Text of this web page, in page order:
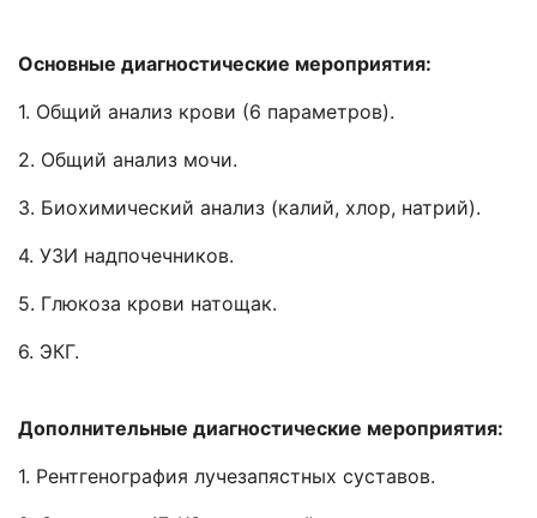
Основные диагностические мероприятия:
1. Общий анализ крови (6 параметров).
2. Общий анализ мочи.
3. Биохимический анализ (калий, хлор, натрий).
4. УЗИ надпочечников.
5. Глюкоза крови натощак.
6. ЭКГ.
Дополнительные диагностические мероприятия:
1. Рентгенография лучезапястных суставов.